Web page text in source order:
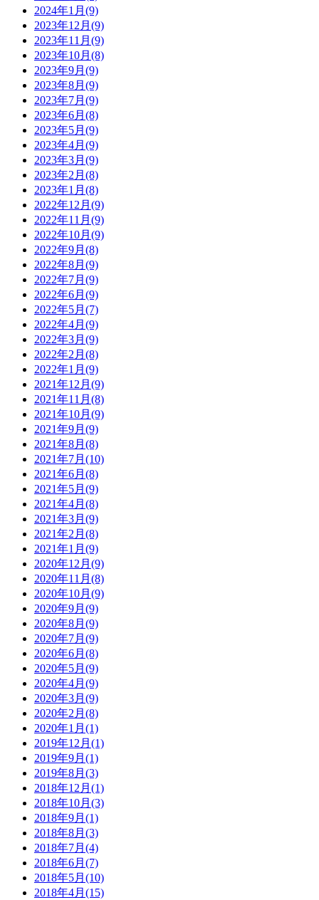
2024年1月(9)
2023年12月(9)
2023年11月(9)
2023年10月(8)
2023年9月(9)
2023年8月(9)
2023年7月(9)
2023年6月(8)
2023年5月(9)
2023年4月(9)
2023年3月(9)
2023年2月(8)
2023年1月(8)
2022年12月(9)
2022年11月(9)
2022年10月(9)
2022年9月(8)
2022年8月(9)
2022年7月(9)
2022年6月(9)
2022年5月(7)
2022年4月(9)
2022年3月(9)
2022年2月(8)
2022年1月(9)
2021年12月(9)
2021年11月(8)
2021年10月(9)
2021年9月(9)
2021年8月(8)
2021年7月(10)
2021年6月(8)
2021年5月(9)
2021年4月(8)
2021年3月(9)
2021年2月(8)
2021年1月(9)
2020年12月(9)
2020年11月(8)
2020年10月(9)
2020年9月(9)
2020年8月(9)
2020年7月(9)
2020年6月(8)
2020年5月(9)
2020年4月(9)
2020年3月(9)
2020年2月(8)
2020年1月(1)
2019年12月(1)
2019年9月(1)
2019年8月(3)
2018年12月(1)
2018年10月(3)
2018年9月(1)
2018年8月(3)
2018年7月(4)
2018年6月(7)
2018年5月(10)
2018年4月(15)